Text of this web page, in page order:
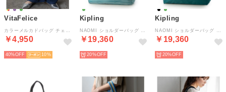
VitaFelice
￥4,950
40% 10
Kipling
￥19,360
20%
Kipling
￥19,360
20%